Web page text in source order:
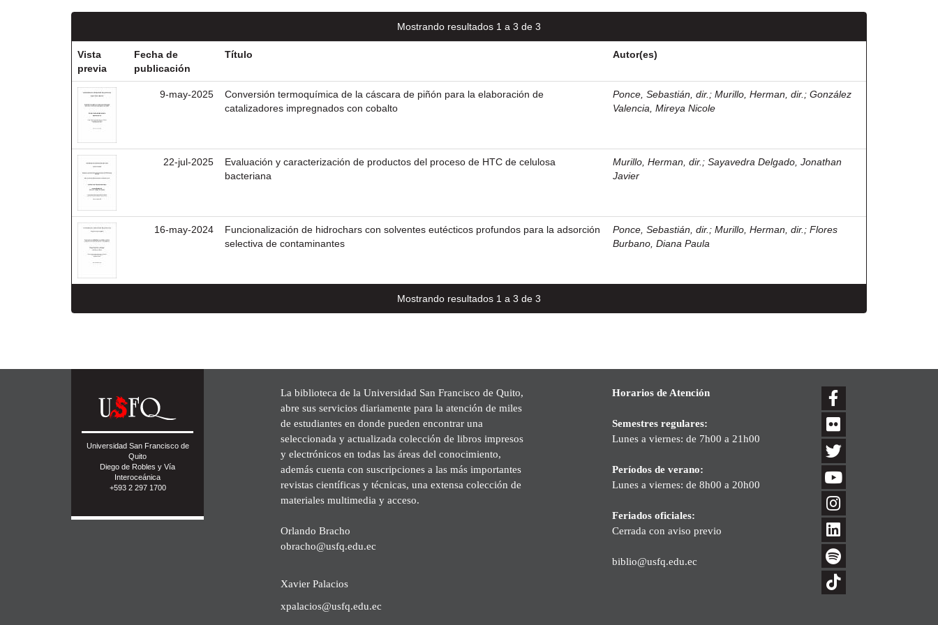
Mostrando resultados 1 a 3 de 3
Vista
previa
Fecha de
publicación
Título Autor(es)
9-may-2025
Conversión termoquímica de la cáscara de piñón para la elaboración de
catalizadores impregnados con cobalto
Ponce, Sebastián, dir. ; Murillo, Herman, dir. ; González
Valencia, Mireya Nicole
22-jul-2025
Evaluación y caracterización de productos del proceso de HTC de celulosa
bacteriana
Murillo, Herman, dir. ; Sayavedra Delgado, Jonathan
Javier
16-may-2024
Funcionalización de hidrochars con solventes eutécticos profundos para la adsorción
selectiva de contaminantes
Ponce, Sebastián, dir. ; Murillo, Herman, dir. ; Flores
Burbano, Diana Paula
Mostrando resultados 1 a 3 de 3
Universidad San Francisco de
Quito
Diego de Robles y Vía
Interoceánica
+593 2 297 1700
La biblioteca de la Universidad San Francisco de Quito,
abre sus servicios diariamente para la atención de miles
de estudiantes en donde pueden encontrar una
seleccionada y actualizada colección de libros impresos
y electrónicos en todas las áreas del conocimiento,
además cuenta con suscripciones a las más importantes
revistas científicas y técnicas, una extensa colección de
materiales multimedia y acceso.
Orlando Bracho
obracho@usfq.edu.ec
Xavier Palacios
xpalacios@usfq.edu.ec
Horarios de Atención
Semestres regulares:
Lunes a viernes: de 7h00 a 21h00
Períodos de verano:
Lunes a viernes: de 8h00 a 20h00
Feriados oficiales:
Cerrada con aviso previo
biblio@usfq.edu.ec